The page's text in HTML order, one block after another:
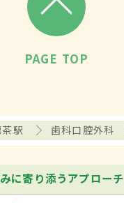
PAGE TOP
駅 歯科口腔外科
に寄り添うアプローチ